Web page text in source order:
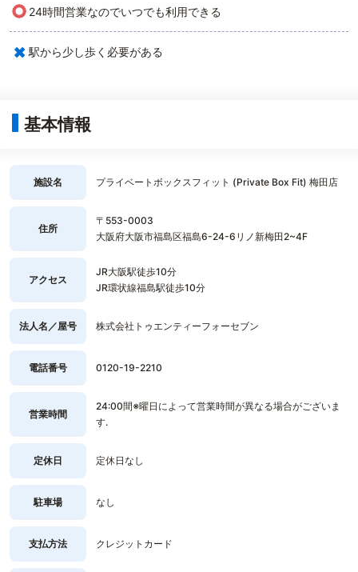
○ 24時間営業なのでいつでも利用できる
× 駅から少し歩く必要がある
基本情報
施設名 プライベートボックスフィット (Private Box Fit) 梅田店
住所
〒553-0003
大阪府大阪市福島区福島6-24-6リノ新梅田2~4F
アクセス
JR大阪駅徒歩10分
JR環状線福島駅徒歩10分
法人名／屋号 株式会社トゥエンティーフォーセブン
電話番号 0120-19-2210
営業時間
24:00間※曜日によって営業時間が異なる場合がございま
す.
定休日 定休日なし
駐車場 なし
支払方法 クレジットカード